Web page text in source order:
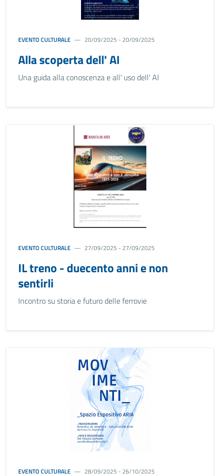
EVENTO CULTURALE 20/09/2025 - 20/09/2025
Alla scoperta dell' AI
Una guida alla conoscenza e all' uso dell' AI
EVENTO CULTURALE 27/09/2025 - 27/09/2025
IL treno - duecento anni e non
sentirli
Incontro su storia e futuro delle ferrovie
EVENTO CULTURALE 28/09/2025 - 26/10/2025